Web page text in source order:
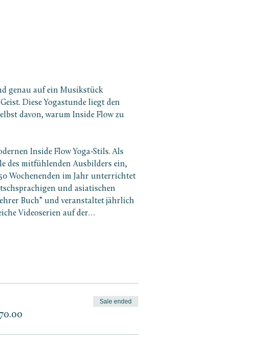
genau auf ein Musikstück
Diese Yogastunde liegt den
davon, warum Inside Flow zu
Inside Flow Yoga-Stils. Als
des mitfühlenden Ausbilders ein,
Wochenenden im Jahr unterrichtet
und asiatischen
Buch” und veranstaltet jährlich
Videoserien auf der…
Sale ended